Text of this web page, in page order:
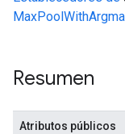
Resumen
Atributos públicos